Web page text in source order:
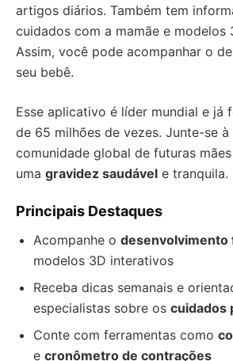
artigos diários. Também tem
cuidados com a mamãe e modelos
Assim, você pode acompanhar o
seu bebê.
Esse aplicativo é líder mundial e já
de 65 milhões de vezes. Junte-se à
comunidade global de futuras mães
uma gravidez saudável e tranquila.
Principais Destaques
Acompanhe o desenvolvimento
modelos 3D interativos
Receba dicas semanais e
especialistas sobre os cuidados
Conte com ferramentas como
e cronômetro de contrações